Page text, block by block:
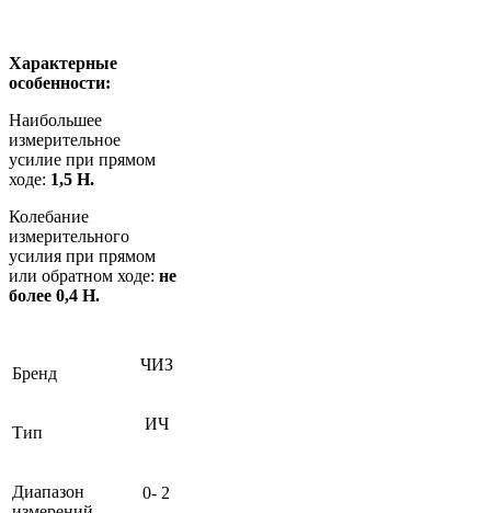
Характерные
особенности:
Наибольшее
измерительное
усилие при прямом
ходе: 1,5 Н.
Колебание
измерительного
усилия при прямом
или обратном ходе: не
более 0,4 Н.
Бренд ЧИЗ
Тип ИЧ
Диапазон
0- 2